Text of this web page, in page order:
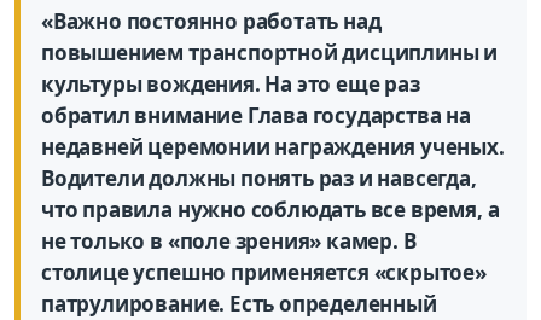
«Важно постоянно работать над
повышением транспортной дисциплины и
культуры вождения. На это еще раз
обратил внимание Глава государства на
недавней церемонии награждения ученых.
Водители должны понять раз и навсегда,
что правила нужно соблюдать все время, а
не только в «поле зрения» камер. В
столице успешно применяется «скрытое»
патрулирование. Есть определенный